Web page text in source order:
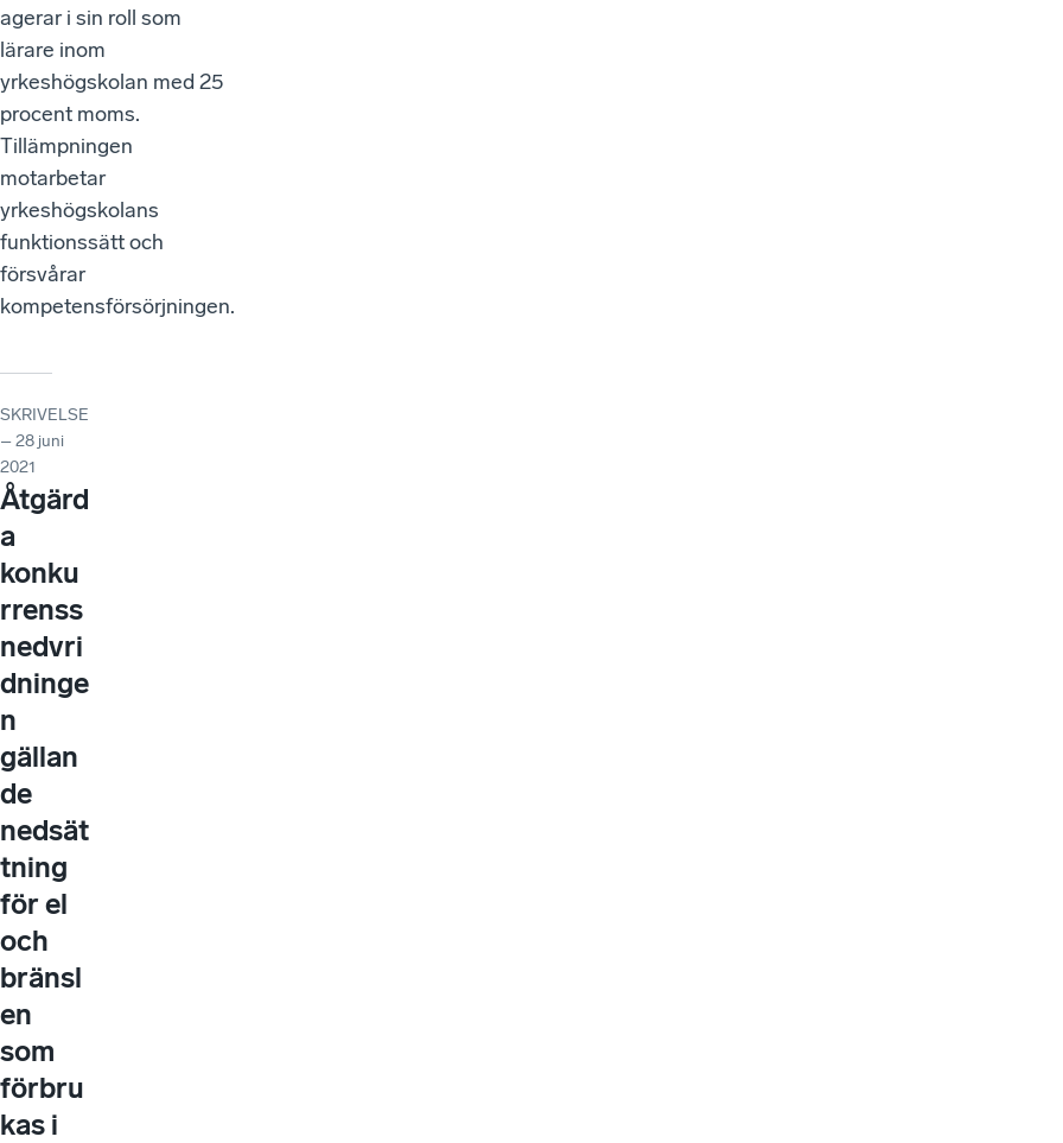
agerar i sin roll som
lärare inom
yrkeshögskolan med 25
procent moms.
Tillämpningen
motarbetar
yrkeshögskolans
funktionssätt och
försvårar
kompetensförsörjningen.
SKRIVELSE
– 28 juni
2021
Åtgärd
a
konku
rrenss
nedvri
dninge
n
gällan
de
nedsät
tning
för el
och
bränsl
en
som
förbru
kas i